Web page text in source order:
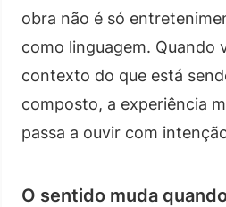
obra não é só
como linguagem. Quando
contexto do que está
composto, a experiência
passa a ouvir com
O sentido muda